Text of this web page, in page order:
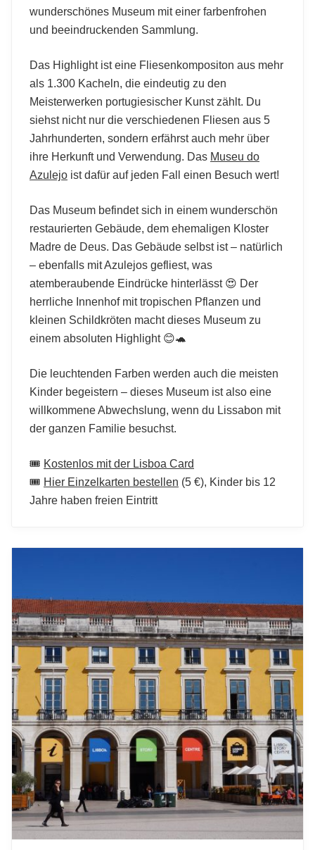
wunderschönes Museum mit einer farbenfrohen
und beeindruckenden Sammlung.
Das Highlight ist eine Fliesenkompositon aus mehr
als 1.300 Kacheln, die eindeutig zu den
Meisterwerken portugiesischer Kunst zählt. Du
siehst nicht nur die verschiedenen Fliesen aus 5
Jahrhunderten, sondern erfährst auch mehr über
ihre Herkunft und Verwendung. Das Museu do
Azulejo ist dafür auf jeden Fall einen Besuch wert!
Das Museum befindet sich in einem wunderschön
restaurierten Gebäude, dem ehemaligen Kloster
Madre de Deus. Das Gebäude selbst ist – natürlich
– ebenfalls mit Azulejos gefliest, was
atemberaubende Eindrücke hinterlässt 😍 Der
herrliche Innenhof mit tropischen Pflanzen und
kleinen Schildkröten macht dieses Museum zu
einem absoluten Highlight 😊🐢
Die leuchtenden Farben werden auch die meisten
Kinder begeistern – dieses Museum ist also eine
willkommene Abwechslung, wenn du Lissabon mit
der ganzen Familie besuchst.
🎟️ Kostenlos mit der Lisboa Card
🎟️ Hier Einzelkarten bestellen (5 €), Kinder bis 12
Jahre haben freien Eintritt